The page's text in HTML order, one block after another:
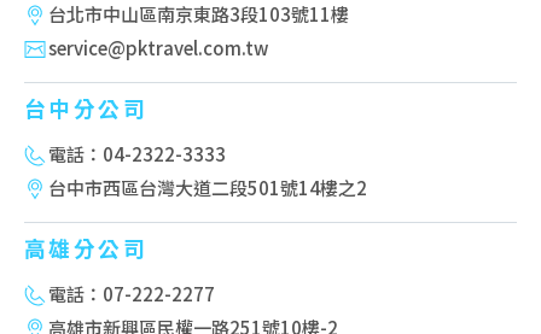
台北市中山區南京東路3段103號11樓
service@pktravel.com.tw
台中分公司
電話：04-2322-3333
台中市西區台灣大道二段501號14樓之2
高雄分公司
電話：07-222-2277
高雄市新興區民權一路251號10樓-2